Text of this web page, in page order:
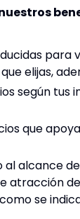
para
elijas,
según tus
que
al alcance
atracción
se